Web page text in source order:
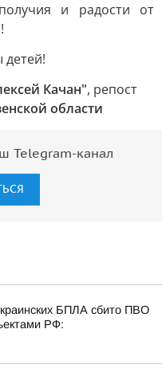
и радости от
Качан", репост
области
Telegram-канал
БПЛА сбито ПВО
РФ: